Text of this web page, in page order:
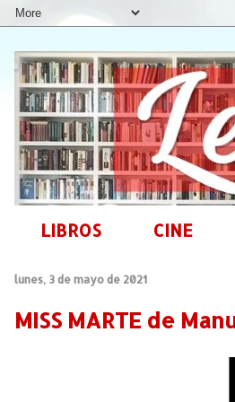
LIBROS CINE
lunes, 3 de mayo de 2021
MISS MARTE de